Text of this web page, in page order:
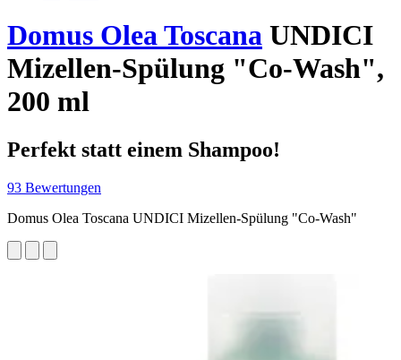
Domus Olea Toscana UNDICI
Mizellen-Spülung "Co-Wash",
200 ml
Perfekt statt einem Shampoo!
93 Bewertungen
Domus Olea Toscana UNDICI Mizellen-Spülung "Co-Wash"